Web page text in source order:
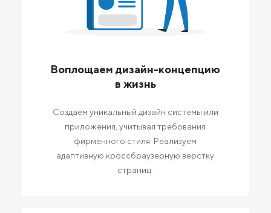
Воплощаем дизайн-концепцию
в жизнь
Создаем уникальный дизайн системы или
приложения, учитывая требования
фирменного стиля. Реализуем
адаптивную кроссбраузерную верстку
страниц.